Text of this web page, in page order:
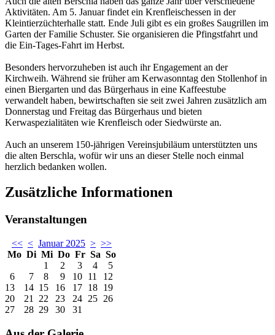
Aktivitäten. Am 5. Januar findet ein Krenfleischessen in der
Kleintierzüchterhalle statt. Ende Juli gibt es ein großes Saugrillen im
Garten der Familie Schuster. Sie organisieren die Pfingstfahrt und
die Ein-Tages-Fahrt im Herbst.
Besonders hervorzuheben ist auch ihr Engagement an der
Kirchweih. Während sie früher am Kerwasonntag den Stollenhof in
einen Biergarten und das Bürgerhaus in eine Kaffeestube
verwandelt haben, bewirtschaften sie seit zwei Jahren zusätzlich am
Donnerstag und Freitag das Bürgerhaus und bieten
Kerwaspezialitäten wie Krenfleisch oder Siedwürste an.
Auch an unserem 150-jährigen Vereinsjubiläum unterstützten uns
die alten Berschla, wofür wir uns an dieser Stelle noch einmal
herzlich bedanken wollen.
Zusätzliche Informationen
Veranstaltungen
<< < Januar 2025 > >>
Mo Di Mi Do Fr Sa So
1
2 3 4
5
6
7 8 9 10 11
12
13
14 15 16 17 18 19
20
21 22 23 24 25 26
27
28 29 30 31